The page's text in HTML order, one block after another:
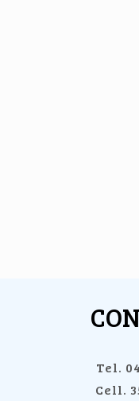
Tel.
Cell.